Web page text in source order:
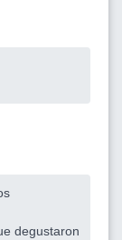
degustaron